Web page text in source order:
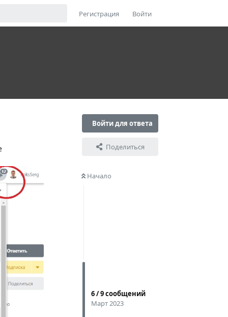
Регистрация Войти
Войти для ответа
Поделиться
Начало
6/9сообщений
Март 2023